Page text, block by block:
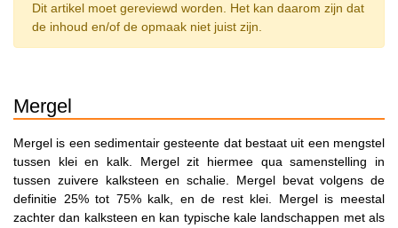
Dit artikel moet gereviewd worden. Het kan daarom zijn dat
de inhoud en/of de opmaak niet juist zijn.
Mergel
Mergel is een sedimentair gesteente dat bestaat uit een mengstel
tussen klei en kalk. Mergel zit hiermee qua samenstelling in
tussen zuivere kalksteen en schalie. Mergel bevat volgens de
definitie 25% tot 75% kalk, en de rest klei. Mergel is meestal
zachter dan kalksteen en kan typische kale landschappen met als